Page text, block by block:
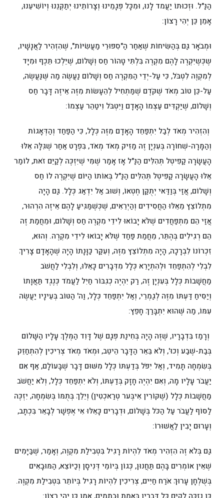
הַנַּ"ל. וּזְכוּתוֹ יַעֲמד לָנוּ, וּמִכָּל פְּגָמֵינוּ וְצָרוֹתֵינוּ יְתַקְּנֵנוּ וְיוֹשִׁיעֵנוּ,
אָמֵן כֵּן יְהִי רָצוֹן:
וּמְבֹאָר גַּם בְּהַשִּׂיחוֹת שֶׁאַחַר הַ"סִפּוּרֵי מַעֲשִׂיּוֹת", שֶׁהִזְהִיר לַאֲנָשָׁיו,
שֶכְּשֶיִּקְרֶה לָהֶם מִקְרֶה בִּלְתִּי טָהוֹר חַס וְשָׁלוֹם, שֶׁיֵּלְכוּ תֵּכֶף וּמִיָּד
לְמִקְוֶה לִטְבֹּל, כִּי עַל-יְדֵי הַמִּקְרֶה חַס וְשָׁלוֹם נַעֲשֶׂה מַה שֶּׁנַּעֲשֶׂה,
עַל-כֵּן טוֹב מְאֹד שֶׁקֹּדֶם שֶׁמַּתְחִיל לְהֵעָשׂוֹת מִזֶּה אֵיזֶה דָּבָר חַס
וְשָׁלוֹם, שֶׁיַּקְדִּים עַצְמוֹ הָאָדָם וַיִּטְבֹּל וִיטַהֵר עַצְמוֹ:
וְהִזְהִיר מְאֹד לְבַל יִתְפַּחֵד הָאָדָם מִזֶּה כְּלָל, כִּי הַפַּחַד וְהַדְּאָגוֹת
וְהַמָּרָה-שְׁחוֹרָה בְּעִנְיָן זֶה מַזִּיק מְאֹד מְאֹד, בִּפְרָט אַחַר שֶׁגִּלָּה אֵלּוּ
הָעֲשָׂרָה קַפִּיטְל תְּהִלִּים הַנַּ"ל אָז אָמַר שֶׁמִּי שֶׁיִּזְכֶּה לְקַיֵּם זֹאת, לוֹמַר
אֵלּוּ הָעֲשָׂרָה קַפִּיטְל תְּהִלִּים הַנַּ"ל בְּאוֹתוֹ הַיּוֹם שֶׁיִּקְרֶה לוֹ חַס
וְשָׁלוֹם, אֲזַי בְּוַדַּאי יְתֻקַּן חֶטְאוֹ, וְשׁוּב אַל יִדְאַג כְּלָל. גַּם הָיָה
מִתְלוֹצֵץ מֵאֵלּוּ הַחֲסִידִים וְהַיְרֵאִים, שֶׁכְּשֶׁמַּגִּיעַ לָהֶם אֵיזֶה הִרְהוּר,
אֲזַי הֵם מִתְפַּחֲדִים שֶׁלֹּא יָבוֹאוּ לִידֵי מִקְרֶה חַס וְשָׁלוֹם, וּמֵחֲמַת זֶה
הֵם רְגִילִים בְּהֶתֵּר, מֵחֲמַת פַּחַד שֶׁלֹּא יָבוֹאוּ לִידֵי מִקְרֶה. וְהוּא,
זִכְרוֹנוֹ לִבְרָכָה, הָיָה מִתְלוֹצֵץ מִזֶּה, וְעִקַּר כַּוָּנָתוֹ הָיָה שֶׁהָאָדָם צָרִיךְ
לִבְלִי לְהִתְפַּחֵד וּלְהִתְיָרֵא כְּלָל מִדְּבָרִים כָּאֵלּוּ, וְלִבְלִי לַחֲשֹׁב
מַחֲשָׁבוֹת כְּלָל בְּעִנְיָן זֶה, רַק יִהְיֶה כְגִבּוֹר חַיִל לַעֲמֹד כְּנֶגֶד תַּאֲוָתוֹ
וְיַסִּיחַ דַּעְתּוֹ מִזֶּה לְגַמְרֵי, וְאַל יִתְפַּחֵד כְּלָל, וַה' הַטּוֹב בְּעֵינָיו יַעֲשֶׂה
עִמּוֹ, מַה שֶּׁהוּא יִתְבָּרַךְ חָפֵץ:
וְרָמַז בִּדְבָרָיו, שֶׁזֶּה הָיָה בְּחִינַת פְּגָם שֶׁל דָּוִד הַמֶּלֶךְ עָלָיו הַשָּׁלוֹם
בְּבַת-שֶׁבַע וְכוּ', וְלֹא בֵּאֵר הַדָּבָר הֵיטֵב, וּמְאֹד מְאֹד צְרִיכִין לְהִתְחַזֵּק
בְּשִׂמְחָה תָמִיד, וְאַל יִפֹּל בְּדַעְתּוֹ כְּלָל מִשּׁוּם דָּבָר שֶׁבָּעוֹלָם, אַף אִם
יַעֲבֹר עָלָיו מָה, וְאִם יִהְיֶה חָזָק בְּדַעְתּוֹ, וְלֹא יִתְפַּחֵד כְּלָל, וְלֹא יַחֲשֹׁב
מַחֲשָׁבוֹת כְּלָל (שֶׁקּוֹרִין אִיבֶּער טְרַאכְטִין) וְיֵלֵךְ בְּתֻמּוֹ בְּשִׂמְחָה, יִזְכֶּה
לַסּוֹף לַעֲבֹר עַל הַכֹּל בְּשָׁלוֹם, וּדְבָרִים כָּאֵלּוּ אִי אֶפְשָׁר לְבָאֵר בִּכְתָב,
וְעָרוּם יָבִין לַאֲשׁוּרוֹ:
גַּם בְּלֹא זֶה הִזְהִיר מְאֹד לִהְיוֹת רָגִיל בִּטְבִילַת מִקְוֶה, וְאָמַר, שֶׁבַּיָּמִים
שֶׁאֵין אוֹמְרִים בָּהֶם תַּחֲנוּן, כְּגוֹן בְּיוֹמֵי דְּנִיסָן וְכַיּוֹצֵא, הַמּוּבָאִים
בְּשֻׁלְחָן עָרוּךְ אֹרַח חַיִּים, צְרִיכִין לִהְיוֹת רָגִיל בְּיוֹתֵר בִּטְבִילַת מִקְוֶה.